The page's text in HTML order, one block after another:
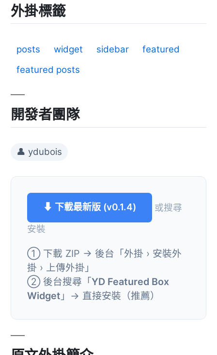
外掛標籤
posts widget sidebar
featured
featured posts
開發者團隊
👤 ydubois
⬇ 下載最新版 (v0.1.4)
或搜尋
安裝
① 下載 ZIP → 後台「外掛 › 安裝外
掛 › 上傳外掛」
② 後台搜尋「YD Featured Box
Widget 」→ 直接安裝（推薦）